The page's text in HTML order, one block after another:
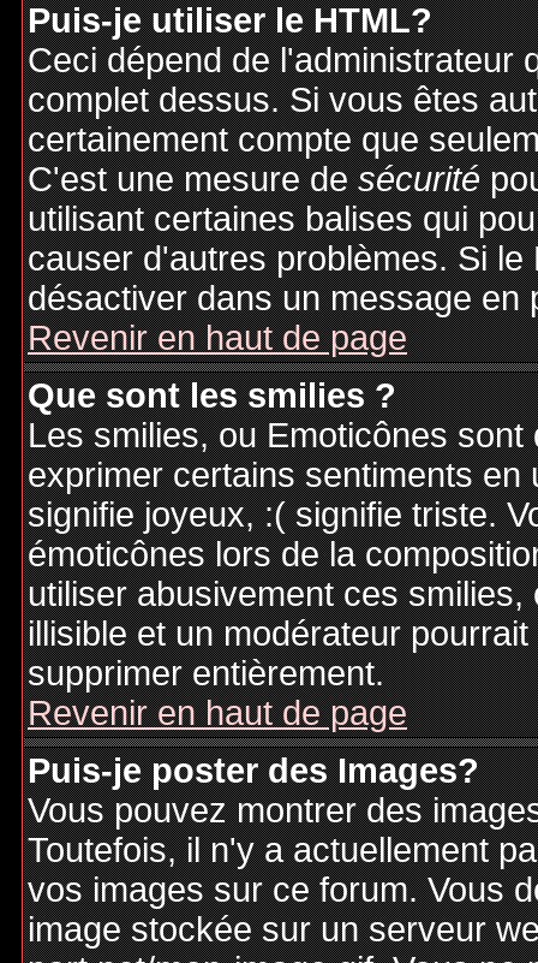
Puis-je utiliser le HTML?
Ceci dépend de l'administrateur
complet dessus. Si vous êtes
certainement compte que
C'est une mesure desécurité
utilisant certaines balises qui
causer d'autres problèmes. Si
désactiver dans un message en
Revenir en haut de page
Que sont les smilies ?
Les smilies, ou Emoticônes
exprimer certains sentiments
signifie joyeux, :( signifie triste.
émoticônes lors de la
utiliser abusivement ces
illisible et un modérateur
supprimer entièrement.
Revenir en haut de page
Puis-je poster des Images?
Vous pouvez montrer des
Toutefois, il n'y a actuellement
vos images sur ce forum. Vous
image stockée sur un serveur